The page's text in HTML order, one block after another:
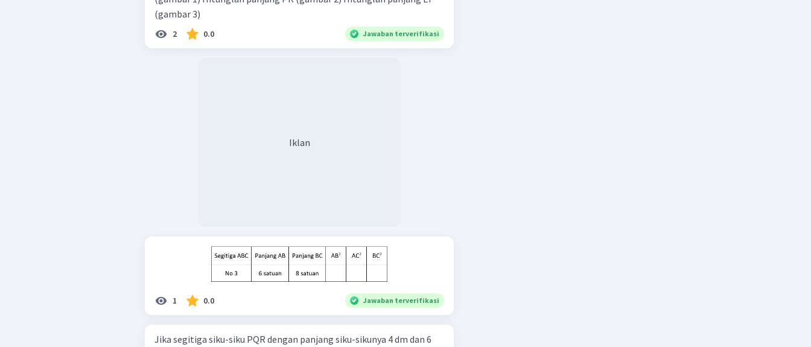
(gambar 3)
2 0.0 Jawaban terverifikasi
Iklan
1 0.0 Jawaban terverifikasi
Jika segitiga siku-siku PQR dengan panjang siku-sikunya 4 dm dan 6